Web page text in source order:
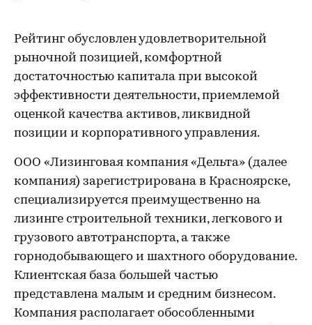
Рейтинг обусловлен удовлетворительной
рыночной позицией, комфортной
достаточностью капитала при высокой
эффективности деятельности, приемлемой
оценкой качества активов, ликвидной
позиции и корпоративного управления.
ООО «Лизинговая компания «Дельта» (далее
компания) зарегистрирована в Красноярске,
специализируется преимущественно на
лизинге строительной техники, легкового и
грузового автотранспорта, а также
горнодобывающего и шахтного оборудование.
Клиентская база большей частью
представлена малым и средним бизнесом.
Компания располагает обособленными